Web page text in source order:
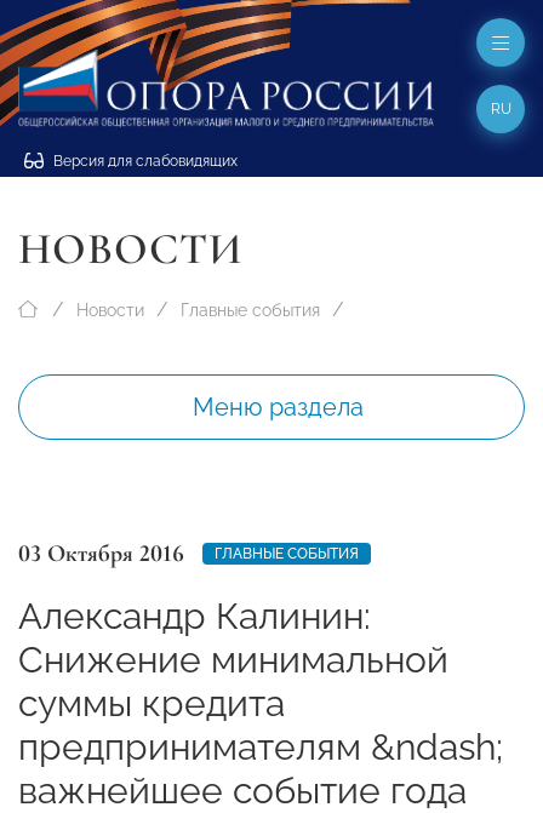
Версия для слабовидящих
RU
НОВОСТИ
Новости Главные события
Меню раздела
03 Октября 2016 ГЛАВНЫЕ СОБЫТИЯ
Александр Калинин:
Снижение минимальной
суммы кредита
предпринимателям &ndash;
важнейшее событие года